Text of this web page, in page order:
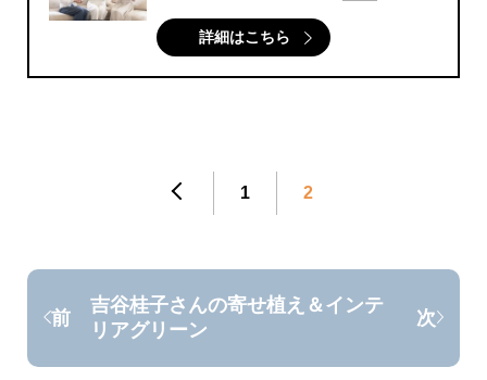
詳細はこちら
1 2
前
吉谷桂子さんの寄せ植え＆インテ
リアグリーン
次